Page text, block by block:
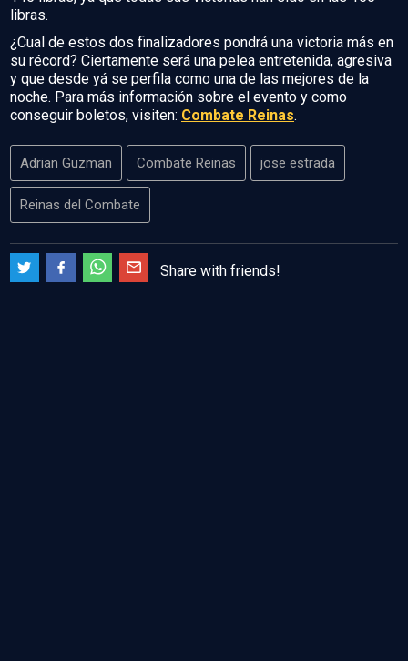
libras.
¿Cual de estos dos finalizadores pondrá una victoria más en
su récord? Ciertamente será una pelea entretenida, agresiva
y que desde yá se perfila como una de las mejores de la
noche. Para más información sobre el evento y como
conseguir boletos, visiten: Combate Reinas.
Adrian Guzman Combate Reinas jose estrada
Reinas del Combate
Share with friends!